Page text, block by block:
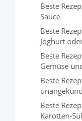
Beste
Sauce
Beste
Joghurt
Beste
Gemüse
Beste
Beste
Karotten-